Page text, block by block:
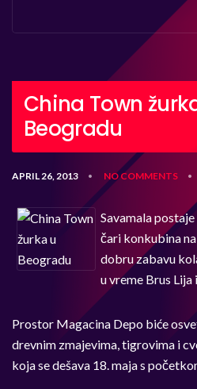
China Town
Beogradu
APRIL 26, 2013 • NO COMMENTS •
Savamala
čari konkubina
dobru zabavu
u vreme Brus
Prostor Magacina Depo biće
drevnim zmajevima, tigrovima i
koja se dešava 18. maja s